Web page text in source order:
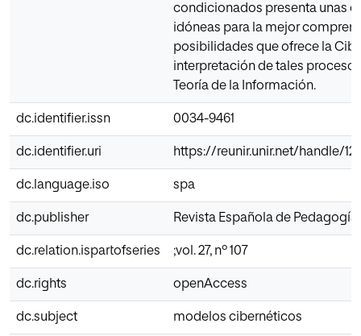
condicionados presenta unas
idóneas para la mejor
posibilidades que ofrece la
interpretación de tales
Teoría de la Información.
dc.identifier.issn 0034-9461
dc.identifier.uri https://reunir.unir.net/handle/
dc.language.iso spa
dc.publisher Revista Española de Pedagogía
dc.relation.ispartofseries ;vol. 27, nº 107
dc.rights openAccess
dc.subject modelos cibernéticos